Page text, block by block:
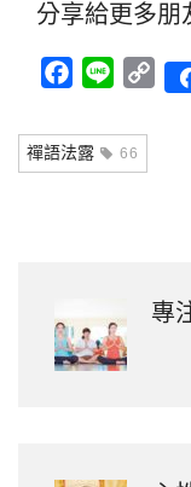
分享給更多朋
Line
禪語法露 66
專